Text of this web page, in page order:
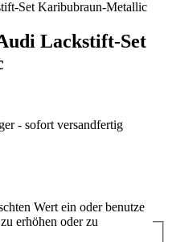
Lackstift-Set
- sofort versandfertig
Wert ein oder benutze
erhöhen oder zu